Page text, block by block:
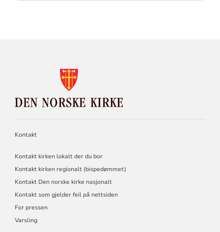
NORSKE
KIRKE
Kontakt
Kontakt kirken lokalt der du bor
Kontakt kirken regionalt (bispedømmet)
Kontakt Den norske kirke nasjonalt
Kontakt som gjelder feil på nettsiden
For pressen
Varsling